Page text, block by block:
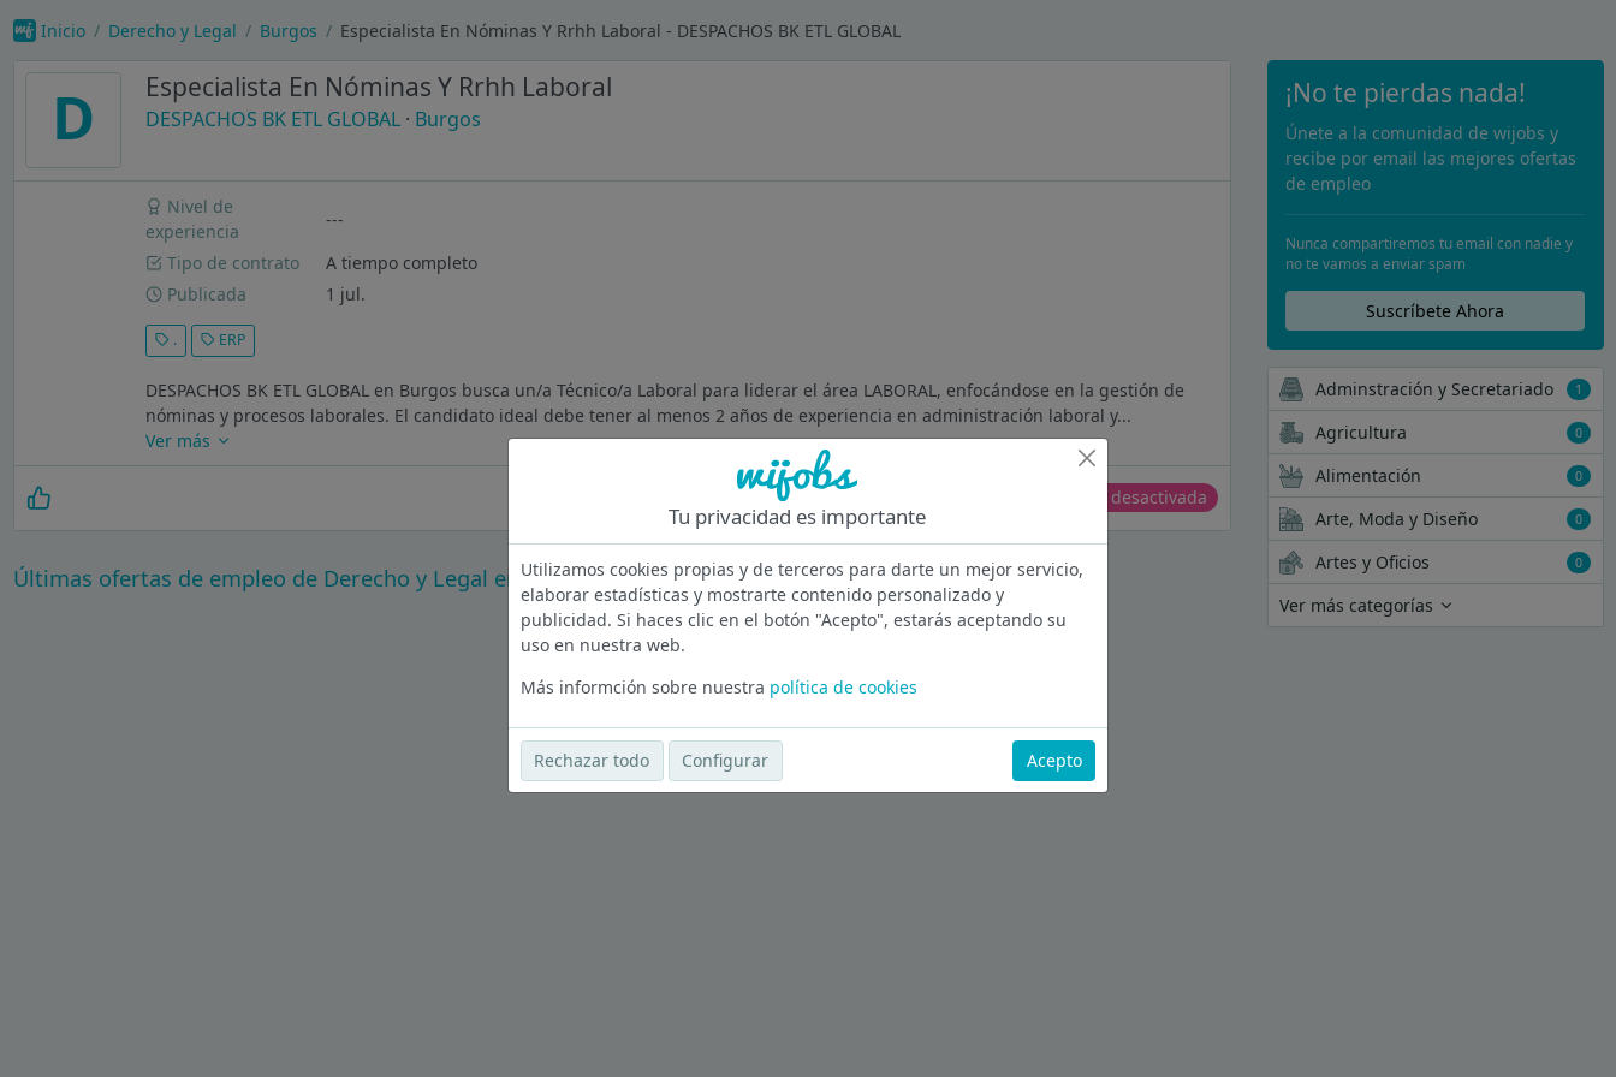
Inicio Derecho y Legal Burgos Especialista En Nóminas Y Rrhh Laboral - DESPACHOS BK ETL GLOBAL
D Especialista En Nóminas Y Rrhh Laboral
DESPACHOS BK ETL GLOBAL · Burgos
Nivel de
experiencia
---
Tipo de contrato
A tiempo completo
Publicada
1 jul.
. ERP
DESPACHOS BK ETL GLOBAL en Burgos busca un/a Técnico/a Laboral para liderar el área LABORAL, enfocándose en la gestión de
nóminas y procesos laborales. El candidato ideal debe tener al menos 2 años de experiencia en administración laboral y...
Ver más
Oferta desactivada
Últimas ofertas de empleo de Derecho y Legal en Burgos
Ver más ofertas
¡No te pierdas nada!
Únete a la comunidad de wijobs y
recibe por email las mejores ofertas
de empleo
Nunca compartiremos tu email con nadie y
no te vamos a enviar spam
Suscríbete Ahora
Adminstración y Secretariado 1
Agricultura 0
Alimentación 0
Arte, Moda y Diseño 0
Artes y Oficios 0
Ver más categorías
Tu privacidad es importante
Utilizamos cookies propias y de terceros para darte un mejor servicio,
elaborar estadísticas y mostrarte contenido personalizado y
publicidad. Si haces clic en el botón "Acepto", estarás aceptando su
uso en nuestra web.
Más informción sobre nuestra política de cookies
Rechazar todo Configurar Acepto